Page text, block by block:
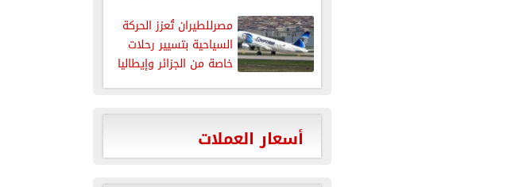
مصرللطيران تُعزز الحركة
السياحية بتسيير رحلات
خاصة من الجزائر وإيطاليا
إلى شرم...
أسعار العملات